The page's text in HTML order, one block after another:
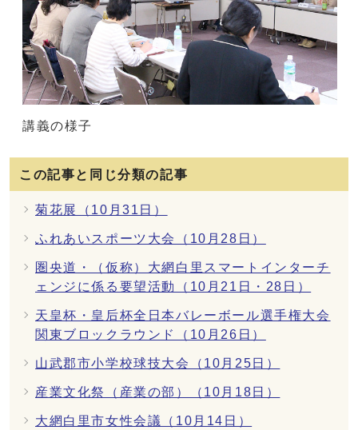
講義の様子
この記事と同じ分類の記事
菊花展（10月31日）
ふれあいスポーツ大会（10月28日）
圏央道・（仮称）大網白里スマートインターチ
ェンジに係る要望活動（10月21日・28日）
天皇杯・皇后杯全日本バレーボール選手権大会
関東ブロックラウンド（10月26日）
山武郡市小学校球技大会（10月25日）
産業文化祭（産業の部）（10月18日）
大網白里市女性会議（10月14日）